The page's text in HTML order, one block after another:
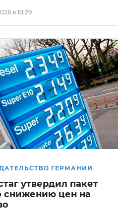
в 10:29
ГЕРМАНИИ
утвердил пакет
снижению цен на